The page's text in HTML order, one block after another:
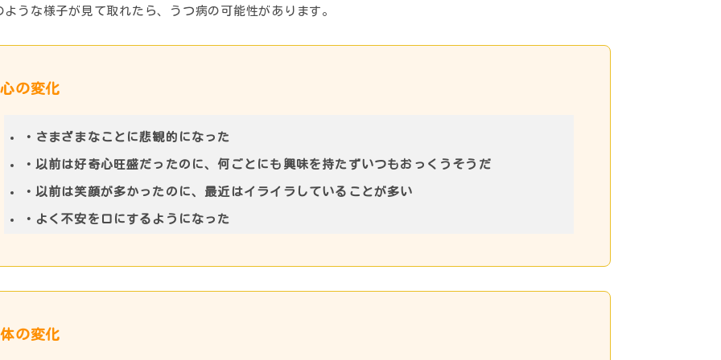
ような様子が見て取れたら、うつ病の可能性があります。
心の変化
・さまざまなことに悲観的になった
・以前は好奇心旺盛だったのに、何ごとにも興味を持たずいつもおっくうそうだ
・以前は笑顔が多かったのに、最近はイライラしていることが多い
・よく不安を口にするようになった
体の変化